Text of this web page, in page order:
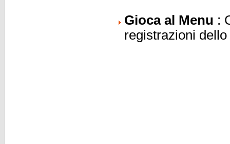
Gioca al Menu :
registrazioni